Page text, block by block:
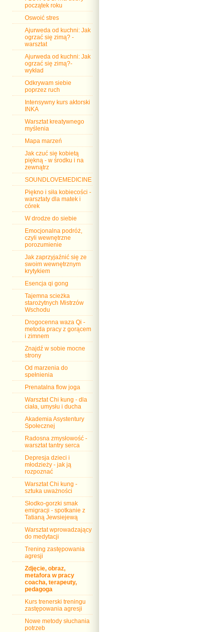
początek roku
Oswoić stres
Ajurweda od kuchni: Jak
ogrzać się zimą? -
warsztat
Ajurweda od kuchni: Jak
ogrzać się zimą?-
wykład
Odkrywam siebie
poprzez ruch
Intensywny kurs aktorski
INKA
Warsztat kreatywnego
myślenia
Mapa marzeń
Jak czuć się kobietą
piękną - w środku i na
zewnątrz
SOUNDLOVEMEDICINE
Piękno i siła kobiecości -
warsztaty dla matek i
córek
W drodze do siebie
Emocjonalna podróż,
czyli wewnętrzne
porozumienie
Jak zaprzyjaźnić się ze
swoim wewnętrznym
krytykiem
Esencja qi gong
Tajemna scieżka
starożytnych Mistrzów
Wschodu
Drogocenna waza Qi -
metoda pracy z gorącem
i zimnem
Znajdź w sobie mocne
strony
Od marzenia do
spełnienia
Prenatalna flow joga
Warsztat Chi kung - dla
ciała, umysłu i ducha
Akademia Asystentury
Społecznej
Radosna zmysłowość -
warsztat tantry serca
Depresja dzieci i
młodzieży - jak ją
rozpoznać
Warsztat Chi kung -
sztuka uważności
Słodko-gorzki smak
emigracji - spotkanie z
Tatianą Jewsiejewą
Warsztat wprowadzający
do medytacji
Trening zastępowania
agresji
Zdjęcie, obraz,
metafora w pracy
coacha, terapeuty,
pedagoga
Kurs trenerski treningu
zastępowania agresji
Nowe metody słuchania
potrzeb